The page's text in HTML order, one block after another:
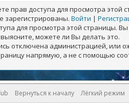
прав доступа для просмотра
зарегистрированы. Войти |
для просмотра этой страницы.
можете ли Вы делать это.
отключена администрацией, или
напрямую, а не с помощью
Вернуться к началу Лёгкий режим